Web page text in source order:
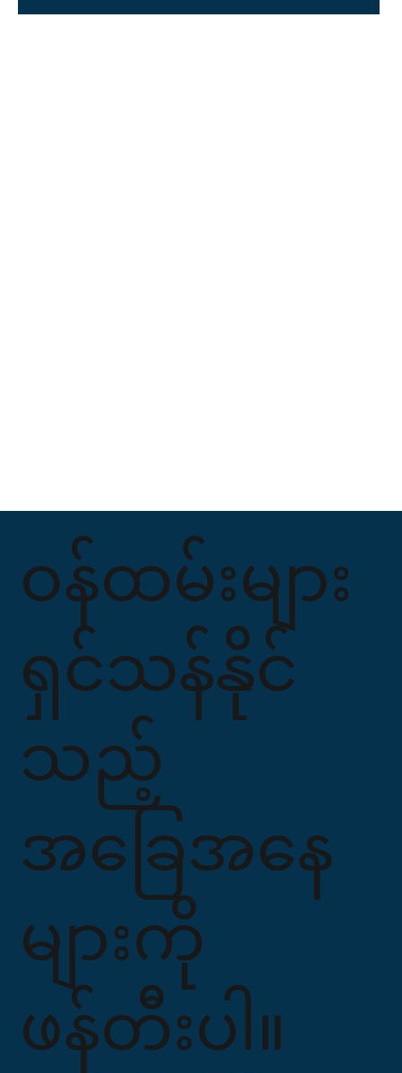
ဝန်ထမ်းများ
ရှင်သန်နိုင်
သည့်
အခြေအနေ
များကို
ဖန်တီးပါ။